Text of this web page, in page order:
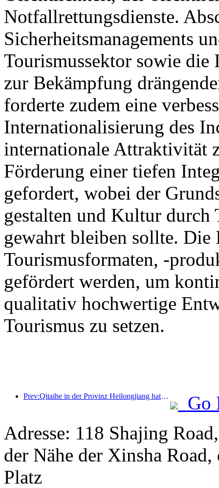
Notfallrettungsdienste.
Sicherheitsmanagements
Tourismussektor sowie
zur Bekämpfung
forderte zudem eine
Internationalisierung des
internationale Attraktivität
Förderung einer tiefen
gefordert, wobei der
gestalten und Kultur durch
gewahrt bleiben sollte.
Tourismusformaten, -
gefördert werden, um
qualitativ hochwertige
Tourismus zu setzen.
Prev:Qitaihe in der Provinz Heilongjiang hat die landesweit erste Verordnung zur Eis- und Schneeindustrie erlassen, die die Integration von KI in den Eis- und Schneesport fördert.
Go
Adresse: 118 Shajing
der Nähe der Xinsha
Platz